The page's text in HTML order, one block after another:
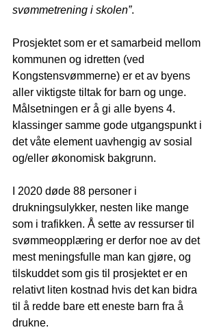
svømmetrening i skolen”.
Prosjektet som er et samarbeid mellom
kommunen og idretten (ved
Kongstensvømmerne) er et av byens
aller viktigste tiltak for barn og unge.
Målsetningen er å gi alle byens 4.
klassinger samme gode utgangspunkt i
det våte element uavhengig av sosial
og/eller økonomisk bakgrunn.
I 2020 døde 88 personer i
drukningsulykker, nesten like mange
som i trafikken. Å sette av ressurser til
svømmeopplæring er derfor noe av det
mest meningsfulle man kan gjøre, og
tilskuddet som gis til prosjektet er en
relativt liten kostnad hvis det kan bidra
til å redde bare ett eneste barn fra å
drukne.